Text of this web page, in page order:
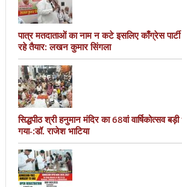
पात्र मतदाताओं का नाम न कटे इसलिए काँग्रेस पार्टी
रहे तैयार: लखन कुमार सिंगला
सिद्धपीठ श्री हनुमान मंदिर का 68वां वार्षिकोत्सव
गया-:डॉ. राजेश भाटिया